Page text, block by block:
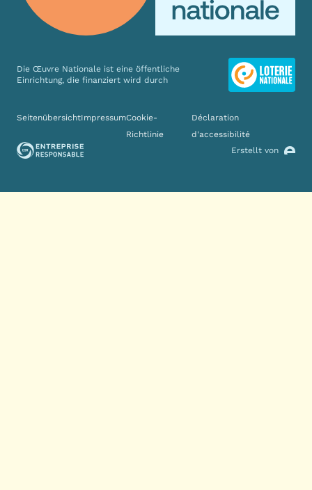
Die Œuvre Nationale ist eine öffentliche
Einrichtung, die finanziert wird durch
Verschiedene Links
SeitenübersichtImpressumCookie-
Richtlinie
Déclaration
d'accessibilité
Erstellt von